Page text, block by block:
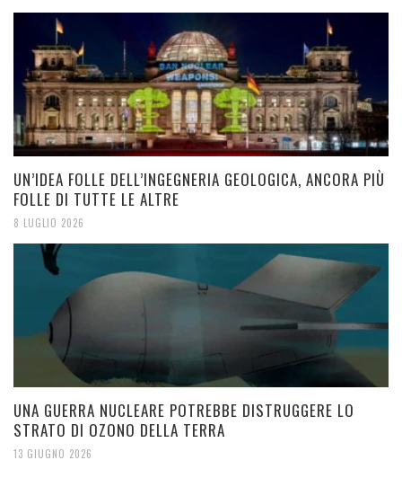
UN’IDEA FOLLE DELL’INGEGNERIA GEOLOGICA, ANCORA PIÙ
FOLLE DI TUTTE LE ALTRE
8 LUGLIO 2026
UNA GUERRA NUCLEARE POTREBBE DISTRUGGERE LO
STRATO DI OZONO DELLA TERRA
13 GIUGNO 2026